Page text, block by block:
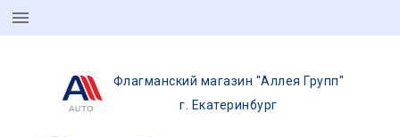
Флагманский магазин "Аллея Групп"
г. Екатеринбург